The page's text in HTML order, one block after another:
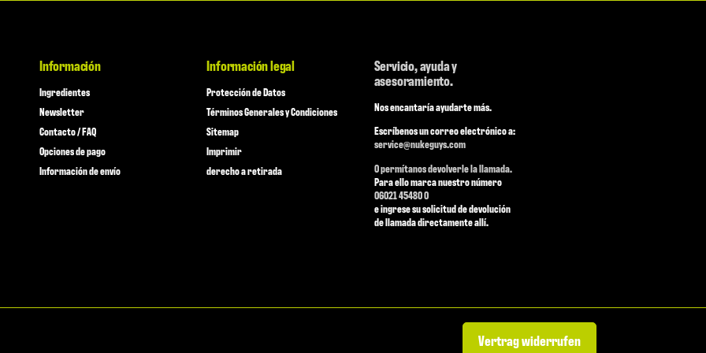
Información
Ingredientes
Newsletter
Contacto / FAQ
Opciones de pago
Información de envío
Información legal
Protección de Datos
Términos Generales y Condiciones
Sitemap
Imprimir
derecho a retirada
Servicio, ayuda y
asesoramiento.
Nos encantaría ayudarte más.
Escríbenos un correo electrónico a:
service@nukeguys.com
O permítanos devolverle la llamada.
Para ello marca nuestro número
06021 45480 0
e ingrese su solicitud de devolución
de llamada directamente allí.
Vertrag widerrufen